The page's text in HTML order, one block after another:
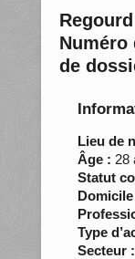
Numéro
de
Lieu de
Âge : 28
Statut
Type
Secteur :